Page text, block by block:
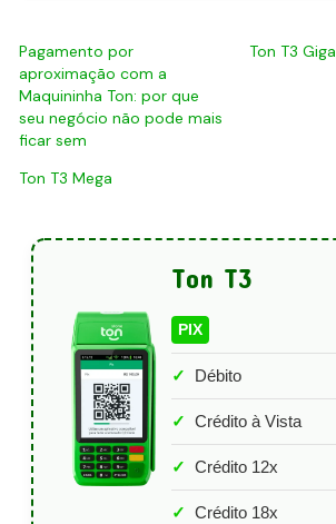
Pagamento por
aproximação com a
Maquininha Ton: por que
seu negócio não pode mais
ficar sem
Ton T3 Giga
Ton T3 Mega
Ton T3
PIX
✓ Débito
✓ Crédito à Vista
✓ Crédito 12x
✓ Crédito 18x